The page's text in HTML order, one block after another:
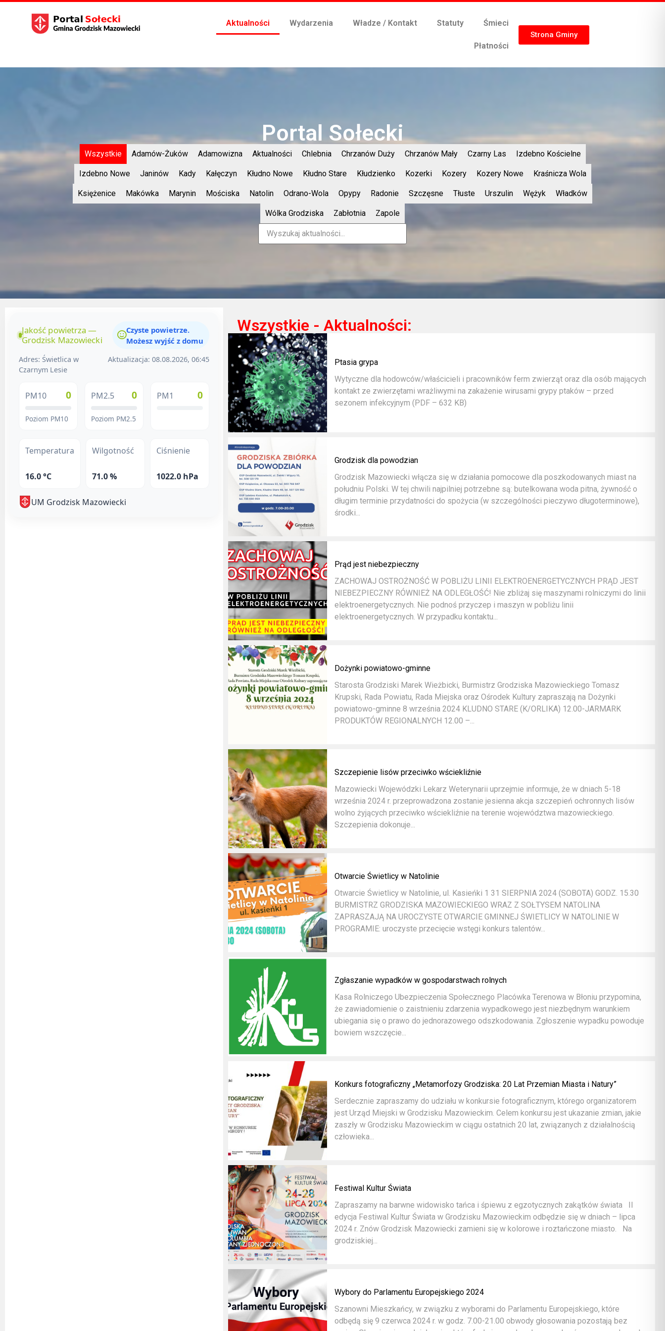
Aktualności Wydarzenia Władze / Kontakt Statuty Śmieci
Płatności
Strona Gminy
Portal Sołecki
Wszystkie Adamów-Żuków Adamowizna Aktualności Chlebnia Chrzanów Duży Chrzanów Mały Czarny Las Izdebno Kościelne
Izdebno Nowe Janinów Kady Kałęczyn Kłudno Nowe Kłudno Stare Kłudzienko Kozerki Kozery Kozery Nowe Kraśnicza Wola
Księżenice Makówka Marynin Mościska Natolin Odrano-Wola Opypy Radonie Szczęsne Tłuste Urszulin Wężyk Władków
Wólka Grodziska Zabłotnia Zapole
Jakość powietrza —
Grodzisk Mazowiecki
Czyste powietrze.
Możesz wyjść z domu
Adres: Świetlica w
Czarnym Lesie
Aktualizacja: 08.08.2026, 06:45
PM10 0
Poziom PM10
PM2.5 0
Poziom PM2.5
PM1 0
Temperatura
16.0 °C
Wilgotność
71.0 %
Ciśnienie
1022.0 hPa
UM Grodzisk Mazowiecki
Wszystkie - Aktualności:
Ptasia grypa
Wytyczne dla hodowców/właścicieli i pracowników ferm zwierząt oraz dla osób mających
kontakt ze zwierzętami wrażliwymi na zakażenie wirusami grypy ptaków – przed
sezonem infekcyjnym (PDF – 632 KB)
Grodzisk dla powodzian
Grodzisk Mazowiecki włącza się w działania pomocowe dla poszkodowanych miast na
południu Polski. W tej chwili najpilniej potrzebne są: butelkowana woda pitna, żywność o
długim terminie przydatności do spożycia (w szczególności pieczywo długoterminowe),
środki...
Prąd jest niebezpieczny
ZACHOWAJ OSTROŻNOŚĆ W POBLIŻU LINII ELEKTROENERGETYCZNYCH PRĄD JEST
NIEBEZPIECZNY RÓWNIEŻ NA ODLEGŁOŚĆ! Nie zbliżaj się maszynami rolniczymi do linii
elektroenergetycznych. Nie podnoś przyczep i maszyn w pobliżu linii
elektroenergetycznych. W przypadku kontaktu...
Dożynki powiatowo-gminne
Starosta Grodziski Marek Wieżbicki, Burmistrz Grodziska Mazowieckiego Tomasz
Krupski, Rada Powiatu, Rada Miejska oraz Ośrodek Kultury zapraszają na Dożynki
powiatowo-gminne 8 września 2024 KLUDNO STARE (K/ORLIKA) 12.00-JARMARK
PRODUKTÓW REGIONALNYCH 12.00 –...
Szczepienie lisów przeciwko wściekliźnie
Mazowiecki Wojewódzki Lekarz Weterynarii uprzejmie informuje, że w dniach 5-18
września 2024 r. przeprowadzona zostanie jesienna akcja szczepień ochronnych lisów
wolno żyjących przeciwko wściekliźnie na terenie województwa mazowieckiego.
Szczepienia dokonuje...
Otwarcie Świetlicy w Natolinie
Otwarcie Świetlicy w Natolinie, ul. Kasieńki 1 31 SIERPNIA 2024 (SOBOTA) GODZ. 15.30
BURMISTRZ GRODZISKA MAZOWIECKIEGO WRAZ Z SOŁTYSEM NATOLINA
ZAPRASZAJĄ NA UROCZYSTE OTWARCIE GMINNEJ ŚWIETLICY W NATOLINIE W
PROGRAMIE: uroczyste przecięcie wstęgi konkurs talentów...
Zgłaszanie wypadków w gospodarstwach rolnych
Kasa Rolniczego Ubezpieczenia Społecznego Placówka Terenowa w Błoniu przypomina,
że zawiadomienie o zaistnieniu zdarzenia wypadkowego jest niezbędnym warunkiem
ubiegania się o prawo do jednorazowego odszkodowania. Zgłoszenie wypadku powoduje
bowiem wszczęcie...
Konkurs fotograficzny „Metamorfozy Grodziska: 20 Lat Przemian Miasta i Natury”
Serdecznie zapraszamy do udziału w konkursie fotograficznym, którego organizatorem
jest Urząd Miejski w Grodzisku Mazowieckim. Celem konkursu jest ukazanie zmian, jakie
zaszły w Grodzisku Mazowieckim w ciągu ostatnich 20 lat, związanych z działalnością
człowieka...
Festiwal Kultur Świata
Zapraszamy na barwne widowisko tańca i śpiewu z egzotycznych zakątków świata II
edycja Festiwal Kultur Świata w Grodzisku Mazowieckim odbędzie się w dniach – lipca
2024 r. Znów Grodzisk Mazowiecki zamieni się w kolorowe i roztańczone miasto. Na
grodziskiej...
Wybory do Parlamentu Europejskiego 2024
Szanowni Mieszkańcy, w związku z wyborami do Parlamentu Europejskiego, które
odbędą się 9 czerwca 2024 r. w godz. 7.00-21.00 obwody głosowania pozostają bez